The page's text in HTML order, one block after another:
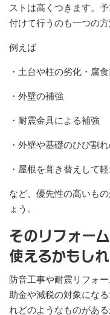
ストは高くつきます。
付けて行うのも一つの方
例えば
・土台や柱の劣化・腐
・外壁の補強
・耐震金具による補強
・外壁や基礎のひび割
・屋根を葺き替えして
など、優先性の高いも
ょう。
そのリフォー
使えるかもし
防音工事や耐震リフォ
助金や減税の対象にな
れどのようなものがあ